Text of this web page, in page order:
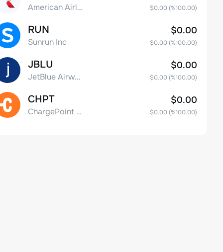
American Airlines Group Inc. $0.00(%100.00)
RUN
Sunrun Inc
$0.00
$0.00(%100.00)
JBLU
JetBlue Airways Corp
$0.00
$0.00(%100.00)
CHPT
ChargePoint Holdings, Inc.
$0.00
$0.00(%100.00)